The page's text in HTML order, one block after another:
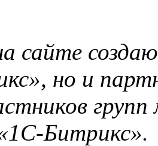
сайте
но и
Битрикс».